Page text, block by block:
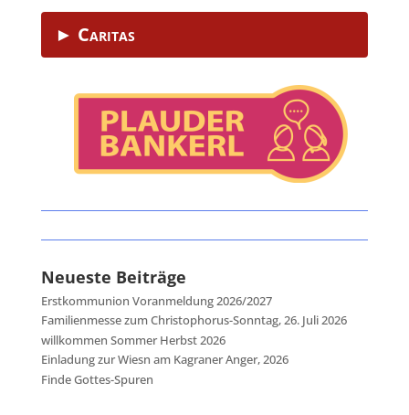
► Caritas
Neueste Beiträge
Erstkommunion Voranmeldung 2026/2027
Familienmesse zum Christophorus-Sonntag, 26. Juli 2026
willkommen Sommer Herbst 2026
Einladung zur Wiesn am Kagraner Anger, 2026
Finde Gottes-Spuren